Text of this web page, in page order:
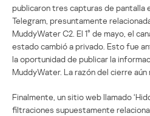
publicaron tres capturas de pantalla
Telegram, presuntamente
MuddyWater C2. El 1° de mayo, el
estado cambió a privado. Esto fue
la oportunidad de publicar la
MuddyWater. La razón del cierre aún
Finalmente, un sitio web llamado
filtraciones supuestamente